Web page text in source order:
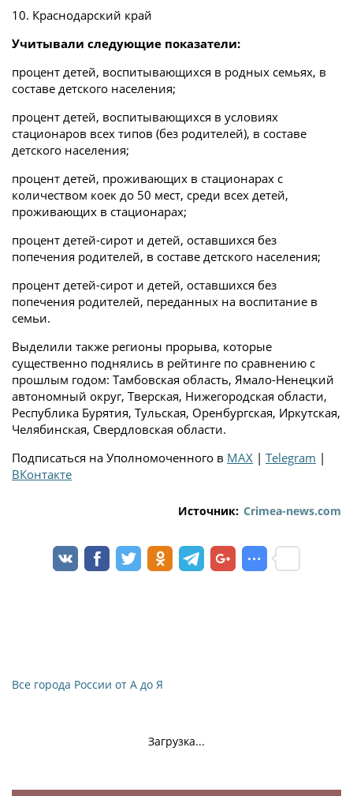
10. Краснодарский край
Учитывали следующие показатели:
процент детей, воспитывающихся в родных семьях, в
составе детского населения;
процент детей, воспитывающихся в условиях
стационаров всех типов (без родителей), в составе
детского населения;
процент детей, проживающих в стационарах с
количеством коек до 50 мест, среди всех детей,
проживающих в стационарах;
процент детей-сирот и детей, оставшихся без
попечения родителей, в составе детского населения;
процент детей-сирот и детей, оставшихся без
попечения родителей, переданных на воспитание в
семьи.
Выделили также регионы прорыва, которые
существенно поднялись в рейтинге по сравнению с
прошлым годом: Тамбовская область, Ямало-Ненецкий
автономный округ, Тверская, Нижегородская области,
Республика Бурятия, Тульская, Оренбургская, Иркутская,
Челябинская, Свердловская области.
Подписаться на Уполномоченного в MAX | Telegram |
ВКонтакте
Источник: Crimea-news.com
Все города России от А до Я
Загрузка...